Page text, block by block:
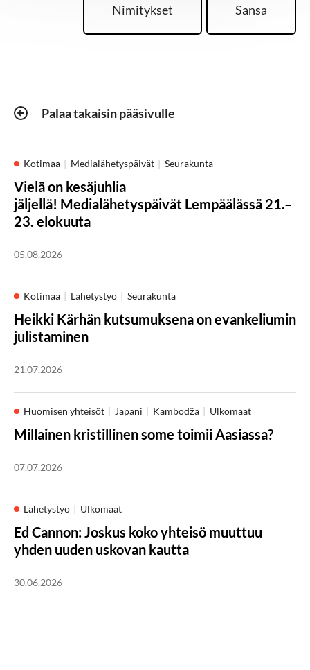
Nimitykset Sansa
Palaa takaisin pääsivulle
Kotimaa Medialähetyspäivät Seurakunta
Vielä on kesäjuhlia
jäljellä! Medialähetyspäivät Lempäälässä 21.–
23. elokuuta
05.08.2026
Kotimaa Lähetystyö Seurakunta
Heikki Kärhän kutsumuksena on evankeliumin
julistaminen
21.07.2026
Huomisen yhteisöt Japani Kambodža Ulkomaat
Millainen kristillinen some toimii Aasiassa?
07.07.2026
Lähetystyö Ulkomaat
Ed Cannon: Joskus koko yhteisö muuttuu
yhden uuden uskovan kautta
30.06.2026